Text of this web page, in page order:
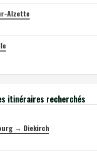
Alzette
itinéraires recherchés
→ Diekirch